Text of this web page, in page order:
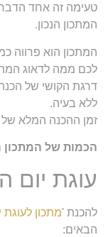
טעימה זה אחד
המתכון הנכון.
המתכון הוא פרווה
לכם ממה לדאוג
דרגת הקושי של הכנת
ללא בעיה.
זמן ההכנה המלא של המתכון
הכמות של המתכון
עוגת יום
להכנת 'מתכון לעוגת
הבאים: